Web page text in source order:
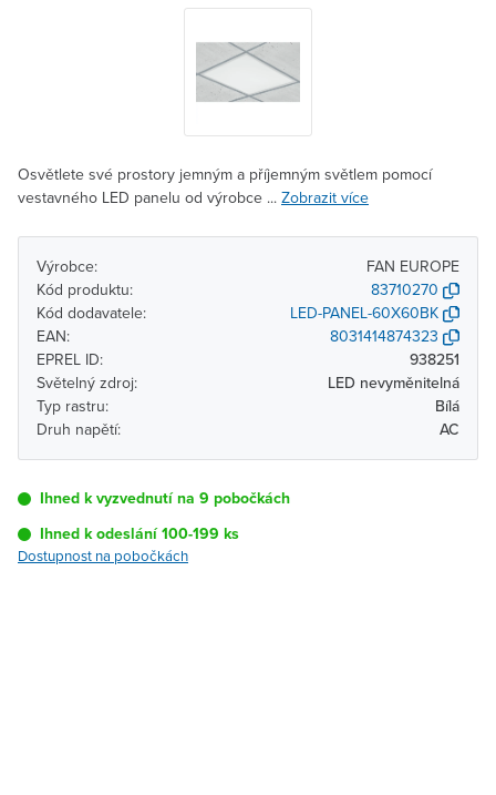
Osvětlete své prostory jemným a příjemným světlem pomocí
vestavného LED panelu od výrobce ... Zobrazit více
Výrobce:
FAN EUROPE
Kód produktu:
83710270
Kód dodavatele:
LED-PANEL-60X60BK
EAN:
8031414874323
EPREL ID:
938251
Světelný zdroj:
LED nevyměnitelná
Typ rastru:
Bílá
Druh napětí:
AC
Ihned k vyzvednutí na 9 pobočkách
Ihned k odeslání 100-199 ks
Dostupnost na pobočkách